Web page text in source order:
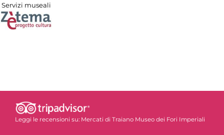
Servizi museali
Leggi le recensioni su: Mercati di Traiano Museo dei Fori Imperiali